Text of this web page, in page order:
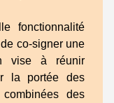
fonctionnalité
co-signer une
vise à réunir
la portée des
des